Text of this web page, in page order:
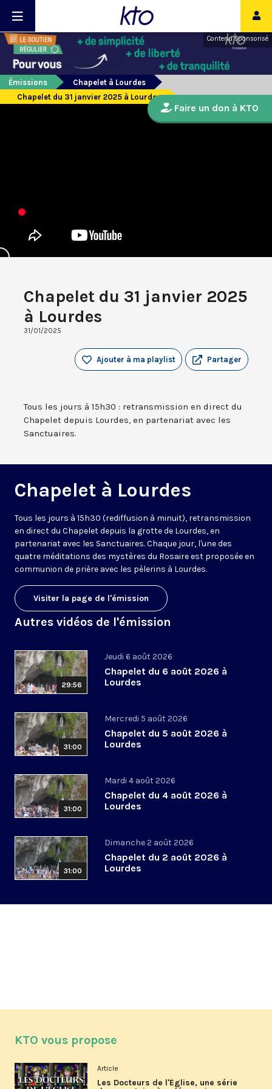
Contenu sponsorisé
Émissions
Chapelet à Lourdes
Chapelet du 31 janvier 2025 à Lourdes
Chapelet du 31 janvier 2025
à Lourdes
31/01/2025
Partager
Ajouter à ma playlist
Tous les jours à 15h30 : retransmission en direct du
Chapelet depuis Lourdes, en partenariat avec les
Sanctuaires.
Chapelet à Lourdes
Tous les jours à 15h30 (rediffusion à minuit), retransmission
en direct du Chapelet depuis la grotte de Lourdes, en
partenariat avec les Sanctuaires. Chaque jour, l'une des
quatre méditations des mystères du Rosaire est proposée en
communion de prière avec les pèlerins à Lourdes.
Visiter la page de l'émission
Autres vidéos de l'émission
29:56
Jeudi 6 août 2026
Chapelet du 6 août 2026 à
Lourdes
31:00
Mercredi 5 août 2026
Chapelet du 5 août 2026 à
Lourdes
31:00
Mardi 4 août 2026
Chapelet du 4 août 2026 à
Lourdes
31:00
Dimanche 2 août 2026
Chapelet du 2 août 2026 à
Lourdes
Faire un don à KTO
KTO vous propose
Article
Les Docteurs de l'Église, une série